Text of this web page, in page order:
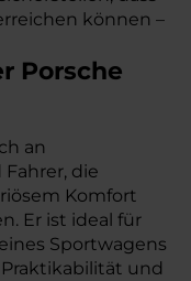
können –
Porsche
an
die
Komfort
Er ist ideal für
Sportwagens
und